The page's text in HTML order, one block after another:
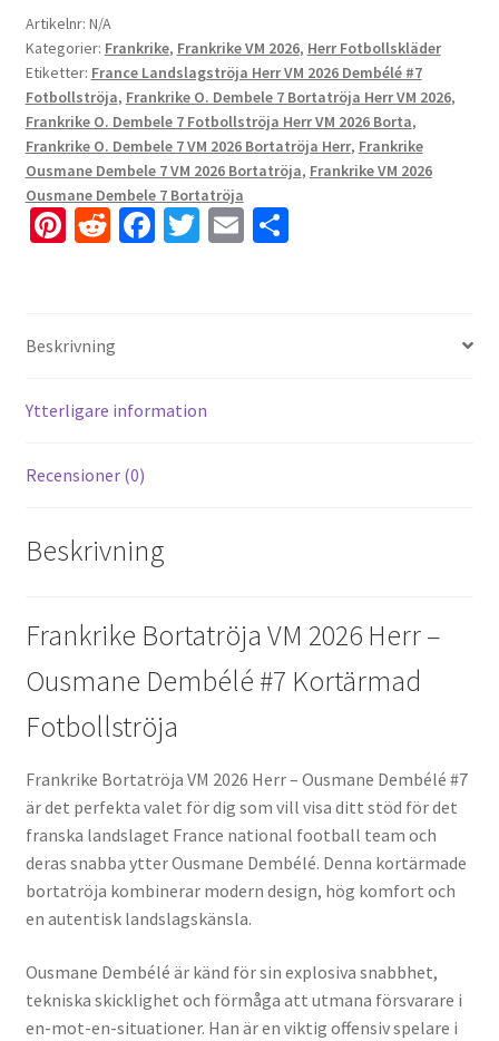
Artikelnr: N/A
Kategorier: Frankrike, Frankrike VM 2026, Herr Fotbollskläder
Etiketter: France Landslagströja Herr VM 2026 Dembélé #7
Fotbollströja, Frankrike O. Dembele 7 Bortatröja Herr VM 2026,
Frankrike O. Dembele 7 Fotbollströja Herr VM 2026 Borta,
Frankrike O. Dembele 7 VM 2026 Bortatröja Herr, Frankrike
Ousmane Dembele 7 VM 2026 Bortatröja, Frankrike VM 2026
Ousmane Dembele 7 Bortatröja
Pi
es
R
di
t
Fa
k
T E D
Beskrivning
Ytterligare information
Recensioner (0)
Beskrivning
Frankrike Bortatröja VM 2026 Herr –
Ousmane Dembélé #7 Kortärmad
Fotbollströja
Frankrike Bortatröja VM 2026 Herr – Ousmane Dembélé #7
är det perfekta valet för dig som vill visa ditt stöd för det
franska landslaget France national football team och
deras snabba ytter Ousmane Dembélé. Denna kortärmade
bortatröja kombinerar modern design, hög komfort och
en autentisk landslagskänsla.
Ousmane Dembélé är känd för sin explosiva snabbhet,
tekniska skicklighet och förmåga att utmana försvarare i
en-mot-en-situationer. Han är en viktig offensiv spelare i